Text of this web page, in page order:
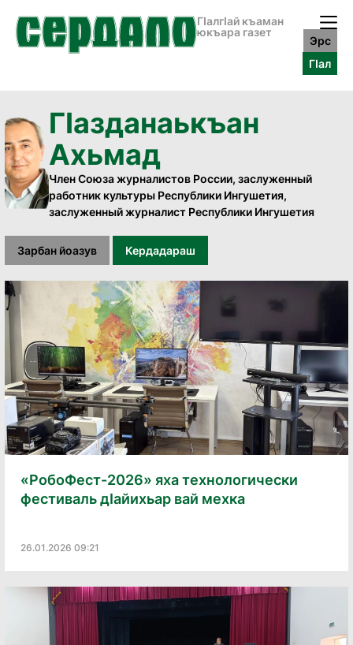
ГӀалгӀай къаман
юкъара газет
Эрс
ГӀал
Гӏазданаькъан
Ахьмад
Член Союза журналистов России, заслуженный
работник культуры Республики Ингушетия,
заслуженный журналист Республики Ингушетия
Зарбан йоазув Кердадараш
«РобоФест-2026» яха технологически
фестиваль дӏайихьар вай мехка
26.01.2026 09:21